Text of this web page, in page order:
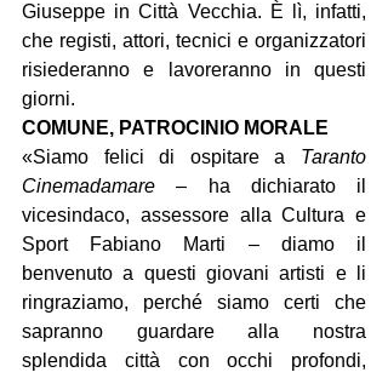
Giuseppe in Città Vecchia. È lì, infatti,
che registi, attori, tecnici e organizzatori
risiederanno e lavoreranno in questi
giorni.
COMUNE, PATROCINIO MORALE
«Siamo felici di ospitare a Taranto
Cinemadamare – ha dichiarato il
vicesindaco, assessore alla Cultura e
Sport Fabiano Marti – diamo il
benvenuto a questi giovani artisti e li
ringraziamo, perché siamo certi che
sapranno guardare alla nostra
splendida città con occhi profondi,